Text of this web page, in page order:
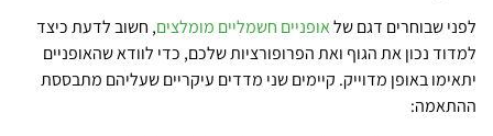
לפני שבוחרים דגם שלאופניים חשמליים מומלצים, חשוב לדעת כיצד
למדוד נכון את הגוף ואת הפרופורציות שלכם, כדי לוודא שהאופניים
יתאימו באופן מדוייק. קיימים שני מדדים עיקריים שעליהם מתבססת
ההתאמה: